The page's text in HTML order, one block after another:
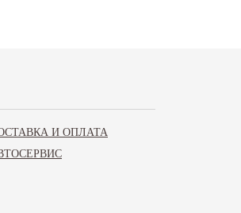
И ОПЛАТА